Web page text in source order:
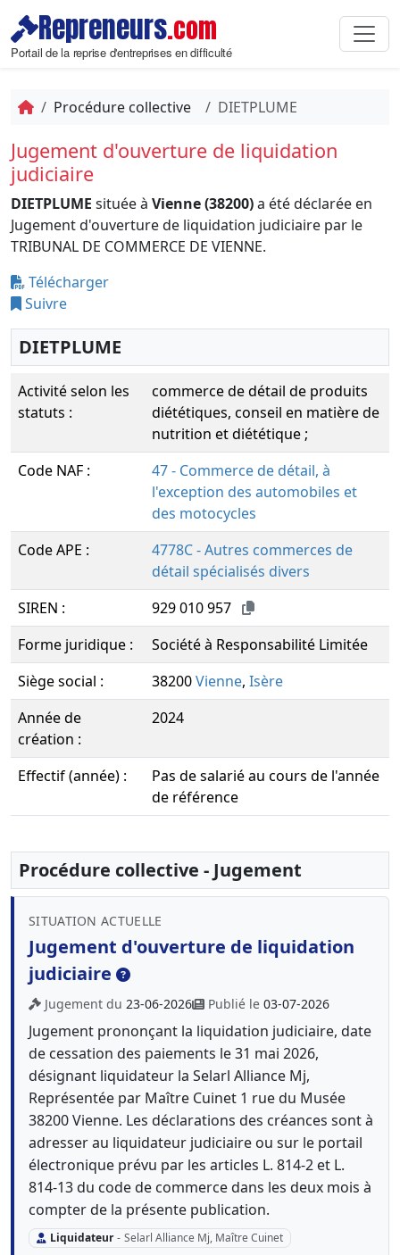
Repreneurs.com
Portail de la reprise d'entreprises en difficulté
Procédure collective DIETPLUME
Jugement d'ouverture de liquidation
judiciaire
DIETPLUME située à Vienne (38200)a été déclarée en
Jugement d'ouverture de liquidation judiciaire par le
TRIBUNAL DE COMMERCE DE VIENNE.
Télécharger
Suivre
DIETPLUME
Activité selon les
statuts :
commerce de détail de produits
diététiques, conseil en matière de
nutrition et diététique ;
Code NAF :
47 - Commerce de détail, à
l'exception des automobiles et
des motocycles
Code APE :
4778C - Autres commerces de
détail spécialisés divers
SIREN :
929 010 957
Forme juridique :
Société à Responsabilité Limitée
Siège social :
38200Vienne, Isère
Année de
création :
2024
Effectif (année) :
Pas de salarié au cours de l'année
de référence
Procédure collective - Jugement
SITUATION ACTUELLE
Jugement d'ouverture de liquidation
judiciaire
Jugement du 23-06-2026 Publié le 03-07-2026
Jugement prononçant la liquidation judiciaire, date
de cessation des paiements le 31 mai 2026,
désignant liquidateur la Selarl Alliance Mj,
Représentée par Maître Cuinet 1 rue du Musée
38200 Vienne. Les déclarations des créances sont à
adresser au liquidateur judiciaire ou sur le portail
électronique prévu par les articles L. 814-2 et L.
814-13 du code de commerce dans les deux mois à
compter de la présente publication.
Liquidateur - Selarl Alliance Mj, Maître Cuinet